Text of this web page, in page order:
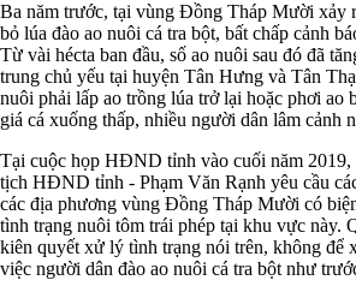
Ba năm trước, tại vùng Đồng Tháp Mười xảy
bỏ lúa đào ao nuôi cá tra bột, bất chấp cảnh
Từ vài hécta ban đầu, số ao nuôi sau đó đã
trung chủ yếu tại huyện Tân Hưng và Tân
nuôi phải lấp ao trồng lúa trở lại hoặc phơi ao
giá cá xuống thấp, nhiều người dân lâm cảnh
Tại cuộc họp HĐND tỉnh vào cuối năm
tịch HĐND tỉnh - Phạm Văn Rạnh yêu cầu
các địa phương vùng Đồng Tháp Mười có
tình trạng nuôi tôm trái phép tại khu vực này.
kiên quyết xử lý tình trạng nói trên, không để
việc người dân đào ao nuôi cá tra bột như